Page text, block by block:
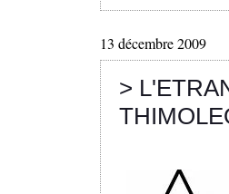
13 décembre 2009
>